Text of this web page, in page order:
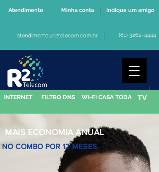
Atendimento Minha conta Indique um amigo
atendimento@r2telecom.com.br (61) 3262-4444
INTERNET FILTRO DNS Wi-Fi CASA TODA TV
MAIS ECONOMIA ANUAL
NO COMBO POR 12 MESES